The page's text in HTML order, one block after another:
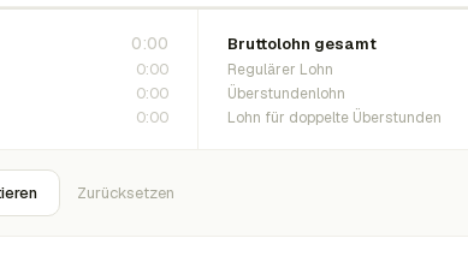
0:00
0:00
0:00
0:00
Bruttolohn gesamt
Regulärer Lohn
Überstundenlohn
Lohn für doppelte Überstunden
Zurücksetzen